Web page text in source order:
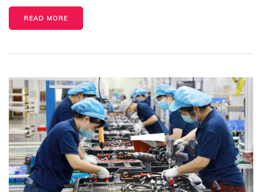
READ MORE